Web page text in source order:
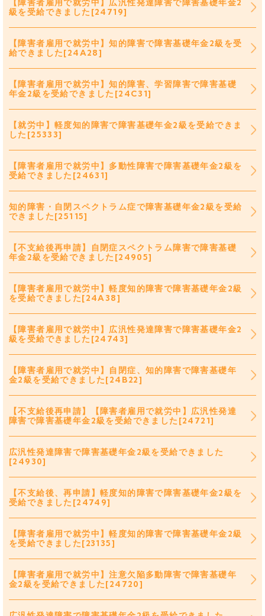
【障害者雇用で就労中】広汎性発達障害で障害基礎年金2
級を受給できました[24719]
【障害者雇用で就労中】知的障害で障害基礎年金2級を受
給できました[24A28]
【障害者雇用で就労中】知的障害、学習障害で障害基礎
年金2級を受給できました[24C31]
【就労中】軽度知的障害で障害基礎年金2級を受給できま
した[25333]
【障害者雇用で就労中】多動性障害で障害基礎年金2級を
受給できました[24631]
知的障害・自閉スペクトラム症で障害基礎年金2級を受給
できました[25115]
【不支給後再申請】自閉症スペクトラム障害で障害基礎
年金2級を受給できました[24905]
【障害者雇用で就労中】軽度知的障害で障害基礎年金2級
を受給できました[24A38]
【障害者雇用で就労中】広汎性発達障害で障害基礎年金2
級を受給できました[24743]
【障害者雇用で就労中】自閉症、知的障害で障害基礎年
金2級を受給できました[24B22]
【不支給後再申請】【障害者雇用で就労中】広汎性発達
障害で障害基礎年金2級を受給できました[24721]
広汎性発達障害で障害基礎年金2級を受給できました
[24930]
【不支給後、再申請】軽度知的障害で障害基礎年金2級を
受給できました[24749]
【障害者雇用で就労中】軽度知的障害で障害基礎年金2級
を受給できました[23135]
【障害者雇用で就労中】注意欠陥多動障害で障害基礎年
金2級を受給できました[24720]